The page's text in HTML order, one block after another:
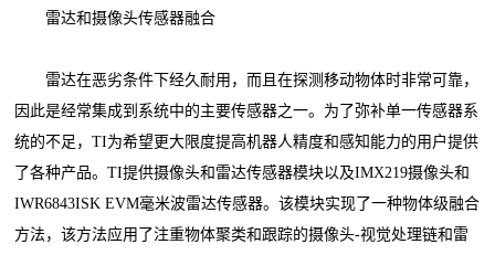
雷达和摄像头传感器融合
雷达在恶劣条件下经久耐用，而且在探测移动物体时非常可靠，
因此是经常集成到系统中的主要传感器之一。为了弥补单一传感器系
统的不足，TI为希望更大限度提高机器人精度和感知能力的用户提供
了各种产品。TI提供摄像头和雷达传感器模块以及IMX219摄像头和
IWR6843ISK EVM毫米波雷达传感器。该模块实现了一种物体级融合
方法，该方法应用了注重物体聚类和跟踪的摄像头-视觉处理链和雷